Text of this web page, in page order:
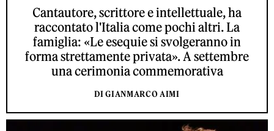
Cantautore, scrittore e intellettuale, ha
raccontato l'Italia come pochi altri. La
famiglia: «Le esequie si svolgeranno in
forma strettamente privata». A settembre
una cerimonia commemorativa
DI GIANMARCO AIMI